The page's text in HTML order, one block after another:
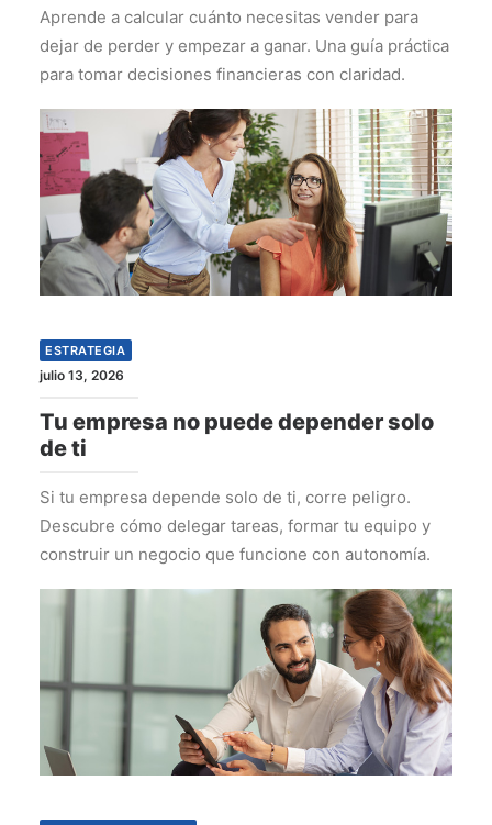
Aprende a calcular cuánto necesitas vender para
dejar de perder y empezar a ganar. Una guía práctica
para tomar decisiones financieras con claridad.
ESTRATEGIA
julio 13, 2026
Tu empresa no puede depender solo
de ti
Si tu empresa depende solo de ti, corre peligro.
Descubre cómo delegar tareas, formar tu equipo y
construir un negocio que funcione con autonomía.